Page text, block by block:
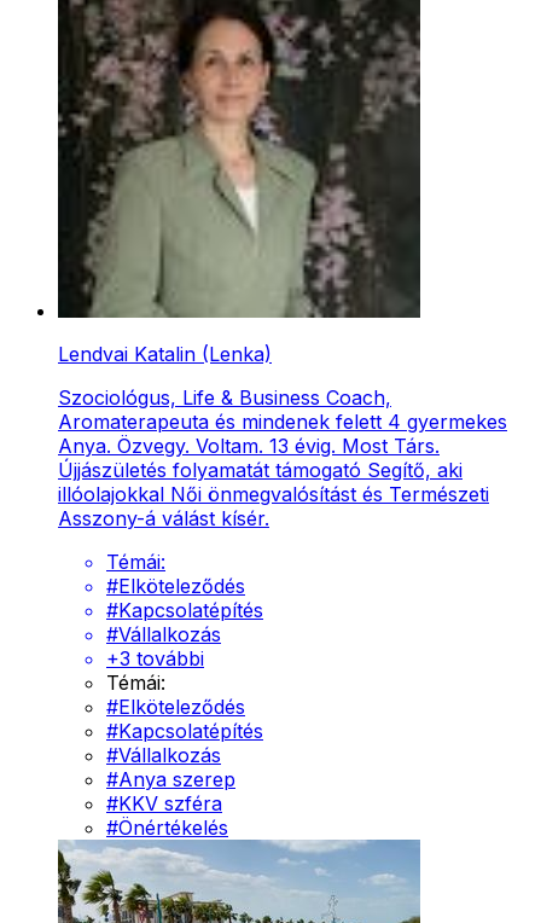
Lendvai Katalin (Lenka)
Szociológus, Life & Business Coach,
Aromaterapeuta és mindenek felett 4 gyermekes
Anya. Özvegy. Voltam. 13 évig. Most Társ.
Újjászületés folyamatát támogató Segítő, aki
illóolajokkal Női önmegvalósítást és Természeti
Asszony-á válást kísér.
Témái:
#Elköteleződés
#Kapcsolatépítés
#Vállalkozás
+3 további
Témái:
#Elköteleződés
#Kapcsolatépítés
#Vállalkozás
#Anya szerep
#KKV szféra
#Önértékelés